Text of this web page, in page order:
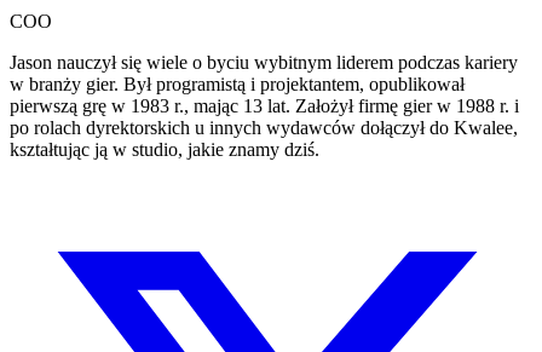
COO
Jason nauczył się wiele o byciu wybitnym liderem podczas kariery
w branży gier. Był programistą i projektantem, opublikował
pierwszą grę w 1983 r., mając 13 lat. Założył firmę gier w 1988 r. i
po rolach dyrektorskich u innych wydawców dołączył do Kwalee,
kształtując ją w studio, jakie znamy dziś.